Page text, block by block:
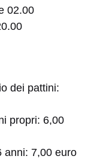
02.00
dei pattini:
propri: 6,00
anni: 7,00 euro